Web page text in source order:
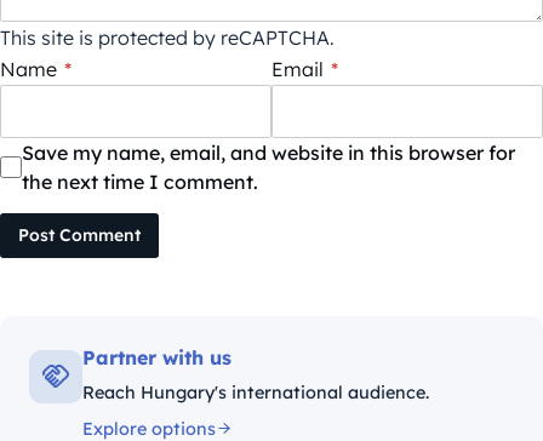
This site is protected by reCAPTCHA.
Name * Email *
Save my name, email, and website in this browser for
the next time I comment.
Post Comment
Partner with us
Reach Hungary's international audience.
Explore options